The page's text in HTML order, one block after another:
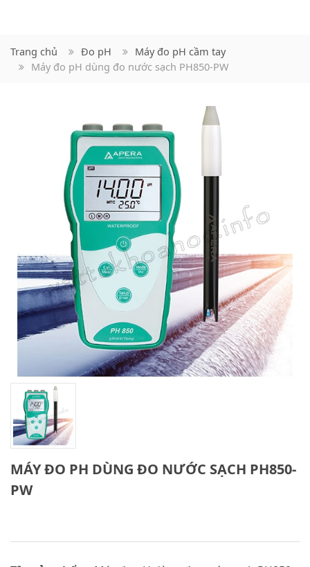
Trang chủ Đo pH
Máy đo pH cầm tay
Máy đo pH dùng đo nước sạch PH850-PW
MÁY ĐO PH DÙNG ĐO NƯỚC SẠCH PH850-
PW